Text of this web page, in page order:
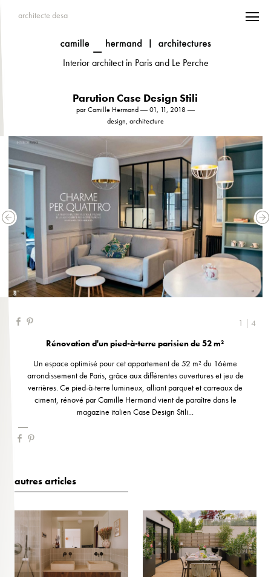
architecte desa
Interior architect in Paris and Le Perche
Parution Case Design Stili
par Camille Hermand ― 01, 11, 2018 ―
design, architecture
1 | 4
Rénovation d'un pied-à-terre parisien de 52 m²
Un espace optimisé pour cet appartement de 52 m² du 16ème
arrondissement de Paris, grâce aux différentes ouvertures et jeu de
verrières. Ce pied-à-terre lumineux, alliant parquet et carreaux de
ciment, rénové par Camille Hermand vient de paraître dans le
magazine italien Case Design Stili...
autres articles